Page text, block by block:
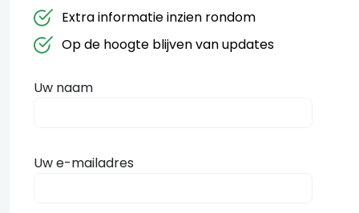
Extra informatie inzien rondom
Op de hoogte blijven van updates
Uw naam
Uw e-mailadres